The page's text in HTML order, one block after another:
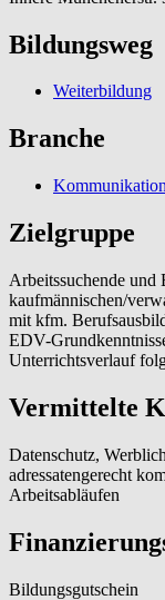
Bildungsweg
Weiterbildung
Branche
Kommunikation
Zielgruppe
Arbeitssuchende und
kaufmännischen/
mit kfm.
EDV-
Unterrichtsverlauf
Vermittelte
Datenschutz,
adressatengerecht
Arbeitsabläufen
Bildungsgutschein